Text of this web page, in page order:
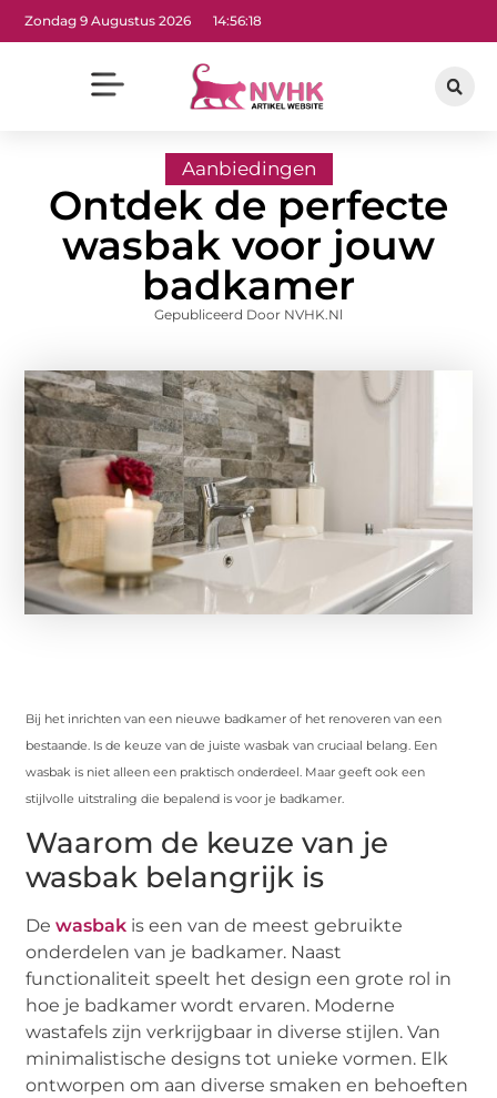
Zondag 9 Augustus 2026 14:56:19
Aanbiedingen
Ontdek de perfecte
wasbak voor jouw
badkamer
Gepubliceerd Door NVHK.nl
Bij het inrichten van een nieuwe badkamer of het renoveren van een
bestaande. Is de keuze van de juiste wasbak van cruciaal belang. Een
wasbak is niet alleen een praktisch onderdeel. Maar geeft ook een
stijlvolle uitstraling die bepalend is voor je badkamer.
Waarom de keuze van je
wasbak belangrijk is
Dewasbak is een van de meest gebruikte
onderdelen van je badkamer. Naast
functionaliteit speelt het design een grote rol in
hoe je badkamer wordt ervaren. Moderne
wastafels zijn verkrijgbaar in diverse stijlen. Van
minimalistische designs tot unieke vormen. Elk
ontworpen om aan diverse smaken en behoeften